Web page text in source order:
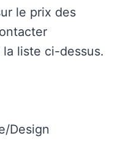
le prix des
la liste ci-dessus.
Design